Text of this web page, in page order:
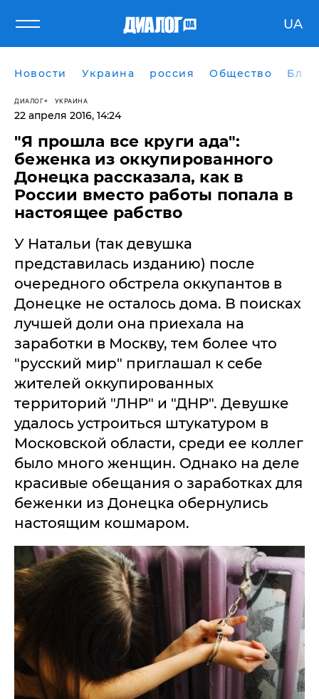
UA
Новости Украина россия Общество
ДИАЛОГ УКРАИНА
22 апреля 2016, 14:24
"Я прошла все круги ада":
беженка из оккупированного
Донецка рассказала, как в
России вместо работы попала в
настоящее рабство
У Натальи (так девушка
представилась изданию) после
очередного обстрела оккупантов в
Донецке не осталось дома. В поисках
лучшей доли она приехала на
заработки в Москву, тем более что
"русский мир" приглашал к себе
жителей оккупированных
территорий "ЛНР" и "ДНР". Девушке
удалось устроиться штукатуром в
Московской области, среди ее коллег
было много женщин. Однако на деле
красивые обещания о заработках для
беженки из Донецка обернулись
настоящим кошмаром.